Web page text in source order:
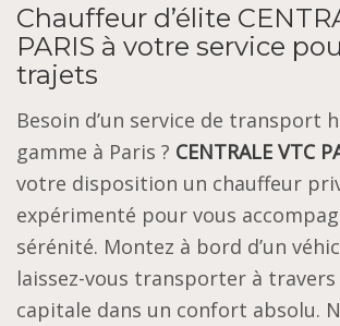
Chauffeur d’élite
PARIS à votre service
trajets
Besoin d’un service de transport
gamme à Paris ? CENTRALE VTC
votre disposition un chauffeur
expérimenté pour vous
sérénité. Montez à bord d’un
laissez-vous transporter à travers
capitale dans un confort absolu.